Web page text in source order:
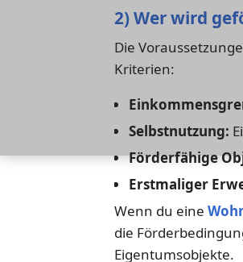
2) Wer wird
Die
Kriterien:
Selbstnutzung:
Förderfähige
Erstmaliger
Wenn du eine
die
Eigentumsobjekte.